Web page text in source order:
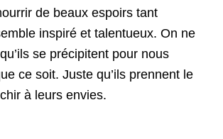
de beaux espoirs tant
inspiré et talentueux. On ne
se précipitent pour nous
ce soit. Juste qu’ils prennent le
à leurs envies.